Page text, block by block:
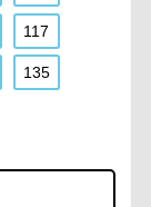
117
135